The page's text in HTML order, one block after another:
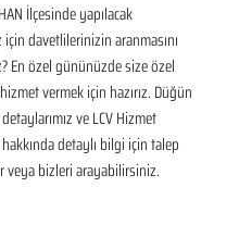
İlçesinde yapılacak
davetlilerinizin aranmasını
En özel gününüzde size özel
vermek için hazırız. Düğün
ve LCV Hizmet
detaylı bilgi için talep
bizleri arayabilirsiniz.